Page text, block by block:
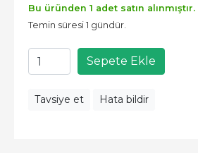
Bu üründen 1 adet satın alınmıştır.
Temin süresi 1 gündür.
Sepete Ekle
Tavsiye et Hata bildir